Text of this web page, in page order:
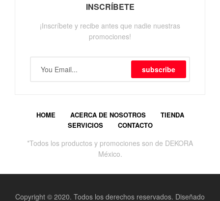
INSCRÍBETE
¡Inscríbete y recibe antes que nadie nuestras
promociones!
subscribe
HOME ACERCA DE NOSOTROS
TIENDA
SERVICIOS
CONTACTO
*Todos los productos y promociones son de DEKORA
México.
Copyright © 2020. Todos los derechos reservados. Diseñado